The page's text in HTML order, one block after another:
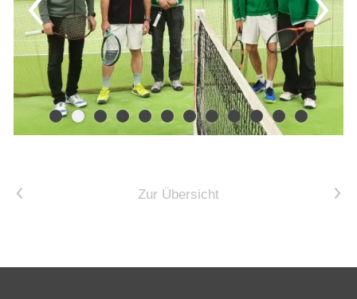
Kontakt
Tennisgesellschaft
Plochingen e.V.
E-Mail schreiben